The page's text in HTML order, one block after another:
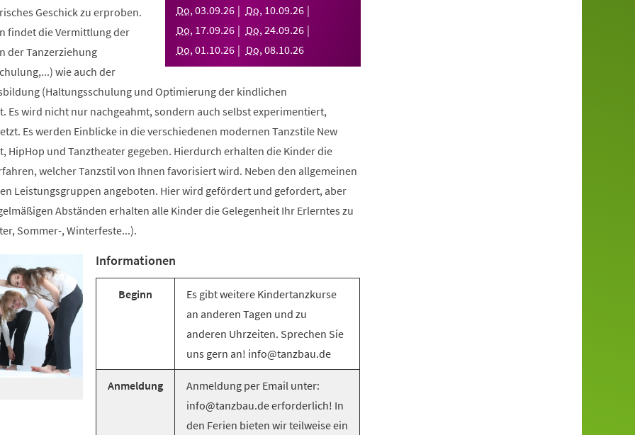
Do,03.09.26 Do, 10.09.26
Do, 17.09.26 Do,24.09.26
Do,01.10.26 Do,08.10.26
Geschick zu erproben.
findet die Vermittlung der
der Tanzerziehung
wie auch der
(Haltungsschulung und Optimierung der kindlichen
Es wird nicht nur nachgeahmt, sondern auch selbst experimentiert,
Es werden Einblicke in die verschiedenen modernen Tanzstile New
HipHop und Tanztheater gegeben. Hierdurch erhalten die Kinder die
welcher Tanzstil von Ihnen favorisiert wird. Neben den allgemeinen
Leistungsgruppen angeboten. Hier wird gefördert und gefordert, aber
Abständen erhalten alle Kinder die Gelegenheit Ihr Erlerntes zu
Sommer-, Winterfeste...).
Informationen
Beginn
Es gibt weitere Kindertanzkurse
an anderen Tagen und zu
anderen Uhrzeiten. Sprechen Sie
uns gern an! info@tanzbau.de
Anmeldung
Anmeldung per Email unter:
info@tanzbau.de erforderlich! In
den Ferien bieten wir teilweise ein